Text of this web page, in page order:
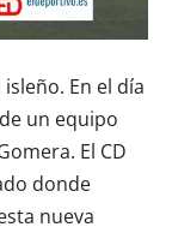
En el día
un equipo
El CD
donde
nueva